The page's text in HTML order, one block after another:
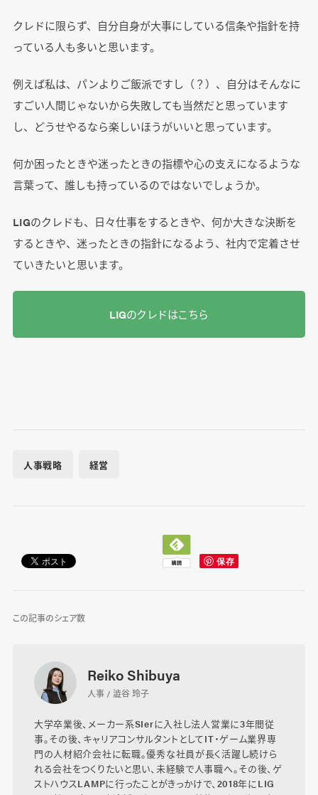
クレドに限らず、自分自身が大事にしている信条や指針を持
っている人も多いと思います。
例えば私は、パンよりご飯派ですし（？）、自分はそんなに
すごい人間じゃないから失敗しても当然だと思っています
し、どうせやるなら楽しいほうがいいと思っています。
何か困ったときや迷ったときの指標や心の支えになるような
言葉って、誰しも持っているのではないでしょうか。
LIGのクレドも、日々仕事をするときや、何か大きな決断を
するときや、迷ったときの指針になるよう、社内で定着させ
ていきたいと思います。
LIGのクレドはこちら
人事戦略 経営
この記事のシェア数
Reiko Shibuya
人事 / 澁谷 玲子
大学卒業後、メーカー系SIerに入社し法人営業に3年間従
事。その後、キャリアコンサルタントとしてIT・ゲーム業界専
門の人材紹介会社に転職。優秀な社員が長く活躍し続けら
れる会社をつくりたいと思い、未経験で人事職へ。その後、ゲ
ストハウスLAMPに行ったことがきっかけで、2018年にLIG